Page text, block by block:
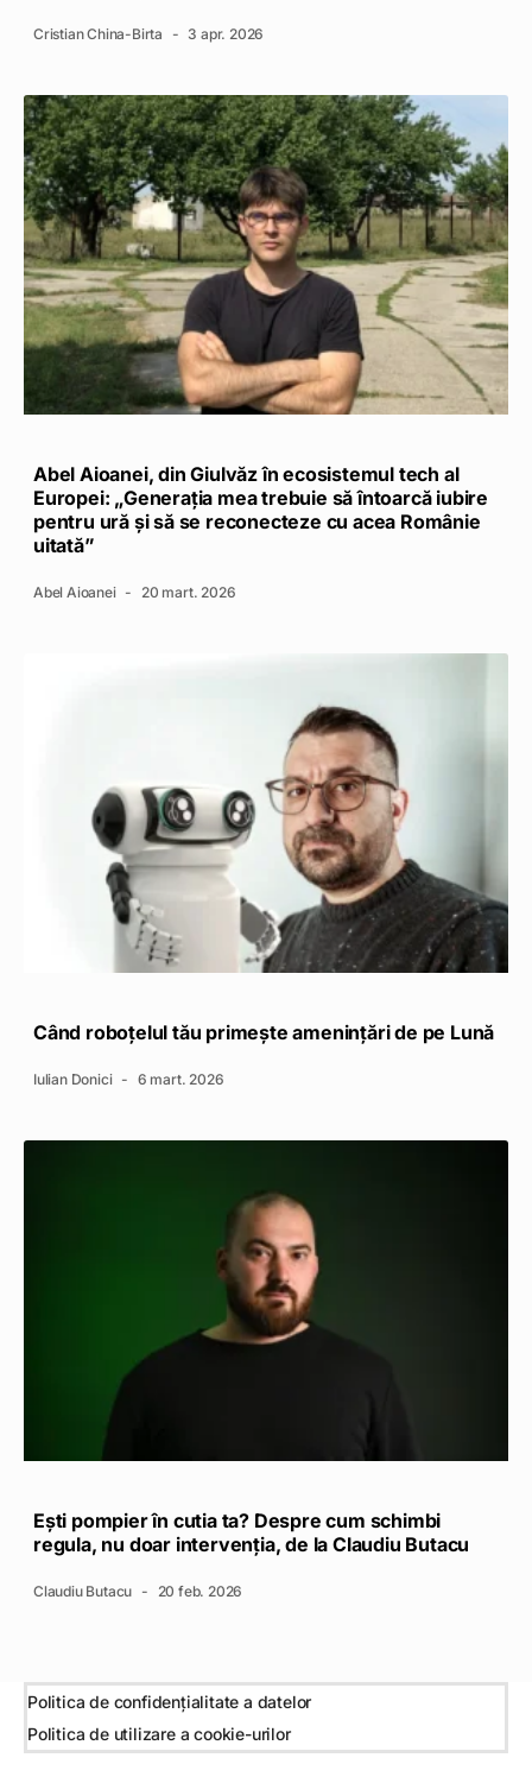
Cristian China-Birta 3 apr. 2026
Abel Aioanei, din Giulvăz în ecosistemul tech al
Europei: „Generația mea trebuie să întoarcă iubire
pentru ură și să se reconecteze cu acea Românie
uitată”
Abel Aioanei 20 mart. 2026
Când roboțelul tău primește amenințări de pe Lună
Iulian Donici 6 mart. 2026
Ești pompier în cutia ta? Despre cum schimbi
regula, nu doar intervenția, de la Claudiu Butacu
Claudiu Butacu 20 feb. 2026
Politica de confidențialitate a datelor
Politica de utilizare a cookie-urilor